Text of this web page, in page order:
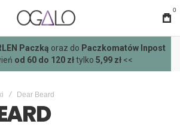
0
Paczką oraz do Paczkomatów Inpost
od 60 do 120 złtylko 5,99 zł <<
Dear Beard